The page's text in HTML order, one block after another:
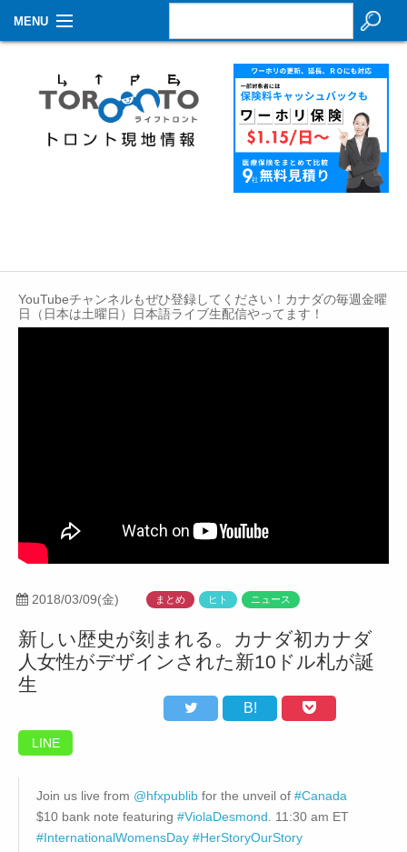
MENU
生活情報
その他
Contact
YouTubeチャンネルもぜひ登録してください！カナダの毎週金曜
日（日本は土曜日）日本語ライブ生配信やってます！
2018/03/09(金) まとめ ヒト ニュース
新しい歴史が刻まれる。カナダ初カナダ
人女性がデザインされた新10ドル札が誕
生
B!
LINE
Join us live from @hfxpublib for the unveil of #Canada
$10 bank note featuring #ViolaDesmond . 11:30 am ET
#InternationalWomensDay #HerStoryOurStory